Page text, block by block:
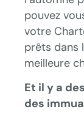
pouvez
votre
prêts dans
meilleure
Et il y a
des